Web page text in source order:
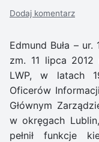
Dodaj komentarz
Edmund Buła –
zm. 11 lipca 2012
LWP, w latach
Oficerów
Głównym
w okręgach
pełnił funkcje